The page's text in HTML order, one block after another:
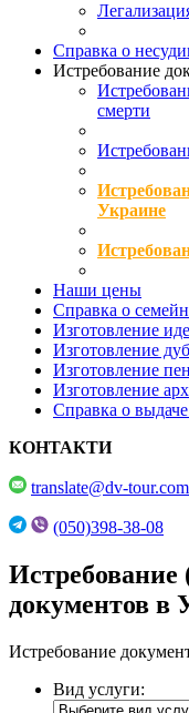
Справка о
Истребование
смерти
Украине
Наши цены
Справка о
Изготовление
Изготовление
Изготовление
Изготовление
Справка о выдаче
КОНТАКТИ
translate@dv-
(050)398-38-08
Истребование
документов в
Истребование
Вид услуги: